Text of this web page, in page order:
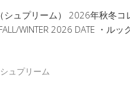
ュプリーム） 2026年秋冬コ
WINTER 2026 DATE ・ルッ
シュプリーム